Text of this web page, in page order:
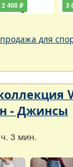
2 400 ₽ 3
для
- Джинсы
3 мин.